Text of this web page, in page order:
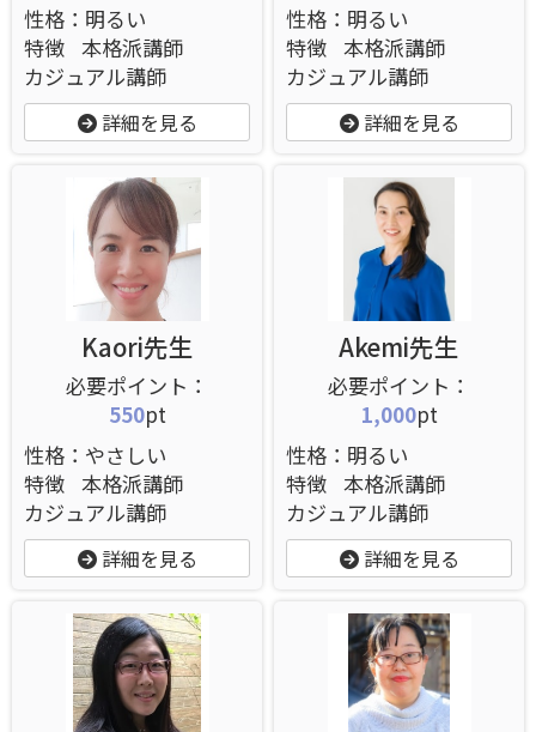
性格：明るい
特徴 本格派講師
カジュアル講師
詳細を見る
性格：明るい
特徴 本格派講師
カジュアル講師
詳細を見る
Kaori先生
550pt
性格：やさしい
特徴 本格派講師
カジュアル講師
詳細を見る
Akemi先生
1,000pt
性格：明るい
特徴 本格派講師
カジュアル講師
詳細を見る